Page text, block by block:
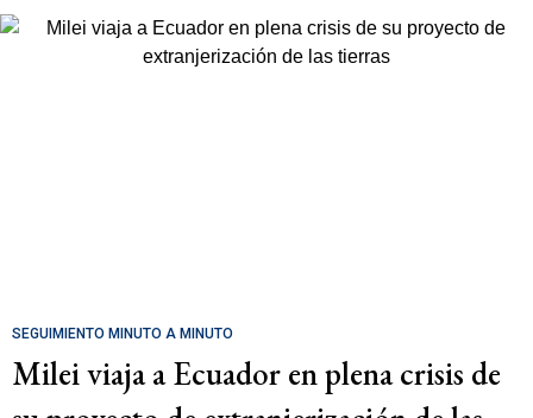
SEGUIMIENTO MINUTO A MINUTO
Milei viaja a Ecuador en plena crisis de